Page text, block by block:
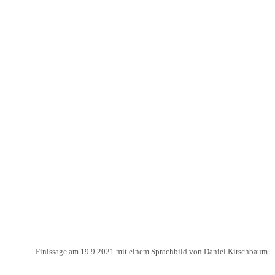
Finissage am 19.9.2021 mit einem Sprachbild von Daniel Kirschbaum